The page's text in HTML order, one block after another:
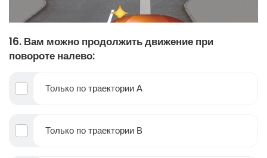
16. Вам можно продолжить движение при
повороте налево:
Только по траектории А
Только по траектории В